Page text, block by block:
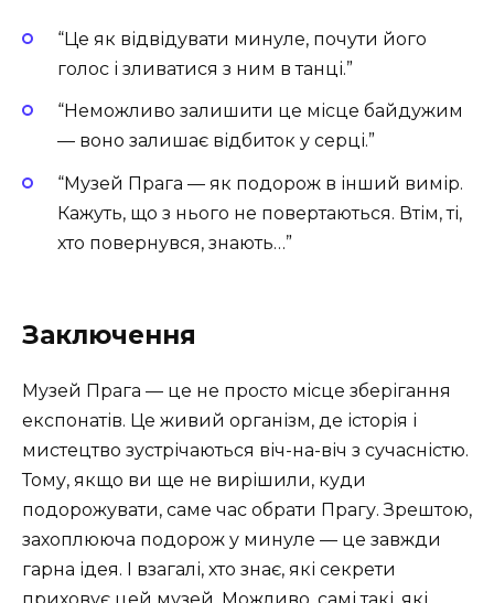
“Це як відвідувати минуле, почути його
голос і зливатися з ним в танці.”
“Неможливо залишити це місце байдужим
— воно залишає відбиток у серці.”
“Музей Прага — як подорож в інший вимір.
Кажуть, що з нього не повертаються. Втім, ті,
хто повернувся, знають…”
Заключення
Музей Прага — це не просто місце зберігання
експонатів. Це живий організм, де історія і
мистецтво зустрічаються віч-на-віч з сучасністю.
Тому, якщо ви ще не вирішили, куди
подорожувати, саме час обрати Прагу. Зрештою,
захоплююча подорож у минуле — це завжди
гарна ідея. І взагалі, хто знає, які секрети